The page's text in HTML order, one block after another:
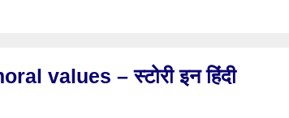
values – स्टोरी इन हिंदी